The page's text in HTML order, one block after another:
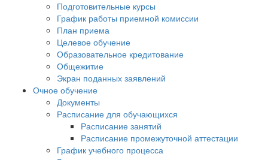
Подготовительные курсы
График работы приемной комиссии
План приема
Целевое обучение
Образовательное кредитование
Общежитие
Экран поданных заявлений
Очное обучение
Документы
Расписание для обучающихся
Расписание занятий
Расписание промежуточной аттестации
График учебного процесса